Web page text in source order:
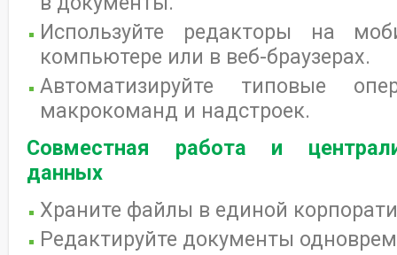
Используйте редакторы на
компьютере или в веб-браузерах.
Автоматизируйте типовые
макрокоманд и надстроек.
Совместная работа и
данных
Храните файлы в единой
Редактируйте документы